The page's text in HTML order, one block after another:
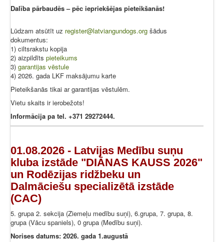
Dalība pārbaudēs – pēc iepriekšējas pieteikšanās!
Lūdzam atsūtīt uz register@latviangundogs.org šādus
dokumentus:
1) ciltsrakstu kopija
2) aizpildīts pieteikums
3) garantijas vēstule
4) 2026. gada LKF maksājumu karte
Pieteikšanās tikai ar garantijas vēstulēm.
Vietu skaits ir ierobežots!
Informācija pa tel. +371 29272444.
01.08.2026 - Latvijas Medību suņu
kluba izstāde "DIĀNAS KAUSS 2026"
un Rodēzijas ridžbeku un
Dalmāciešu specializētā izstāde
(CAC)
5. grupa 2. sekcija (Ziemeļu medību suņi), 6.grupa, 7. grupa, 8.
grupa (Vācu spaniels), 0 grupa (Medību suņi).
Norises datums: 2026. gada 1.augustā